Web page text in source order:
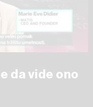
da vide ono